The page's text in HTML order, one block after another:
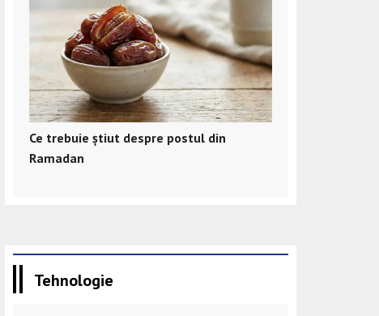
Ce trebuie știut despre postul din
Ramadan
Tehnologie